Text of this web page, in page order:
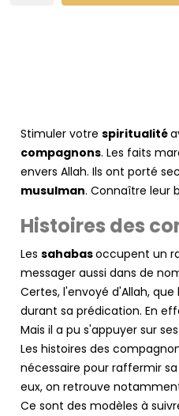
Stimuler votre spiritualité
compagnons. Les faits
envers Allah. Ils ont porté
musulman. Connaître leur
Histoires des
Les sahabasoccupent un
messager aussi dans de
Certes, l'envoyé d'Allah,
durant sa prédication. En
Mais il a pu s'appuyer sur
Les histoires des
nécessaire pour raffermir
eux, on retrouve
Ce sont des modèles à